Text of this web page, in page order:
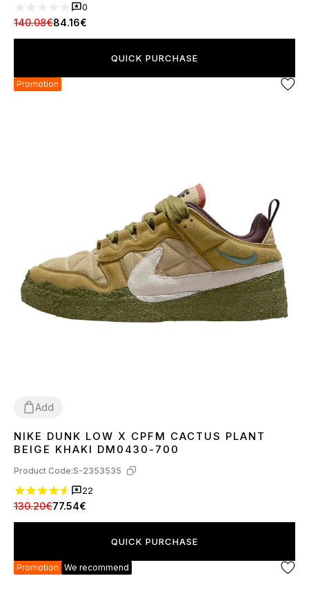
0
140.08€84.16€
QUICK PURCHASE
Promotion
Add
3637 384041 44
NIKE DUNK LOW X CPFM CACTUS PLANT
BEIGE KHAKI DM0430-700
Product Code:S-2353535
22
130.20€77.54€
QUICK PURCHASE
Promotion We recommend